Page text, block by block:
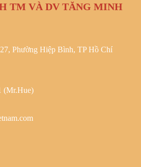
TM VÀ DV TĂNG MINH
Phường Hiệp Bình, TP Hồ Chí
(Mr.Hue)